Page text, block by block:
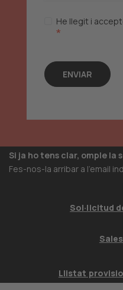
He llegit i
*
Si ja ho tens clar, omple
Fes-nos-la arribar a l’email
Sol·licitud
Llistat